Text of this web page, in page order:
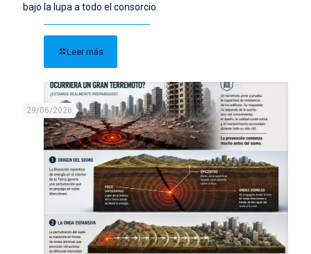
bajo la lupa a todo el consorcio
Leer más
29/06/2026